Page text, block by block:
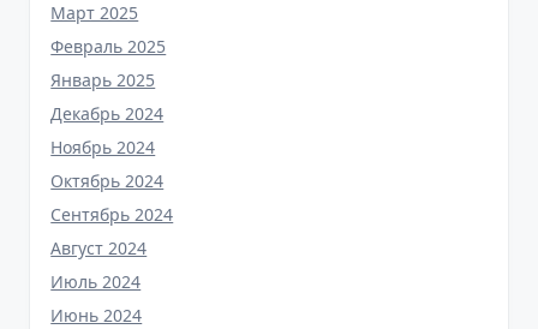
Март 2025
Февраль 2025
Январь 2025
Декабрь 2024
Ноябрь 2024
Октябрь 2024
Сентябрь 2024
Август 2024
Июль 2024
Июнь 2024